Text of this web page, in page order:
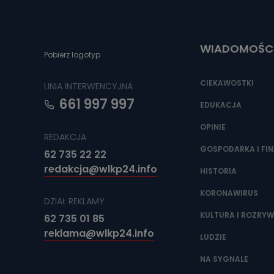
Jakie
źródeł
adres
Jak
Pobierz logotyp
LINIA INTERWENCYJNA
661 997 997
REDAKCJA
62 735 22 22
redakcja@wlkp24.info
DZIAŁ REKLAMY
62 735 01 85
reklama@wlkp24.info
CIEKAWOSTKI
EDUKACJA
OPINIE
GOSPODARKA I
HISTORIA
KORONAWIRUS
KULTURA I
LUDZIE
NA SYGNALE